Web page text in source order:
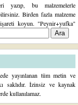
yazıp, bu malzemelerle
Birden fazla malzeme
koyun. "Peynir+yufka"
yayınlanan tüm metin ve
saklıdır. İzinsiz ve kaynak
kullanılamaz.